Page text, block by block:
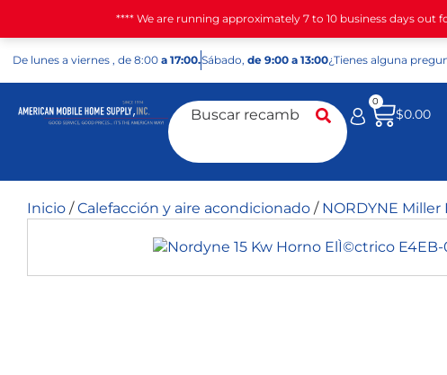
**** We are running approximately 7 to 10 business days out
De lunes a viernes , de 8:00 a 17:00.Sábado, de 9:00 a 13:00¿Tienes alguna
$0.00
0
Inicio /Calefacción y aire acondicionado / NORDYNE